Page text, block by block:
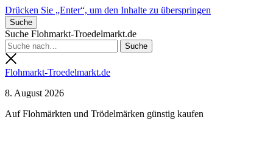
Drücken Sie „Enter“, um den Inhalte zu überspringen
Suche
Suche Flohmarkt-Troedelmarkt.de
Flohmarkt-Troedelmarkt.de
8. August 2026
Auf Flohmärkten und Trödelmärken günstig kaufen